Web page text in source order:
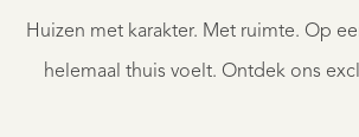
Huizen met karakter. Met ruimte. Op
helemaal thuis voelt. Ontdek ons
€